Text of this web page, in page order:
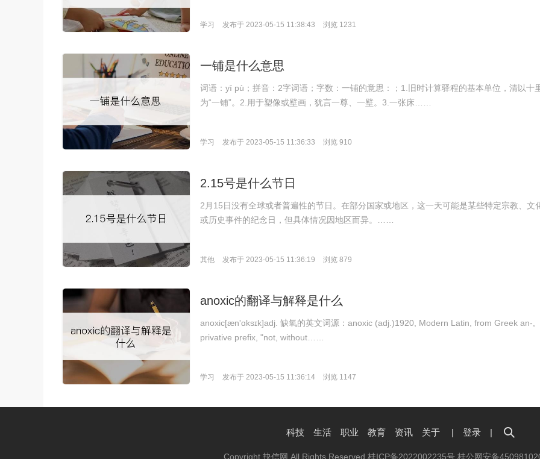
学习 发布于 2023-05-15 11:38:43 浏览 1231
一铺是什么意思
词语：yī pù；拼音：2字词语；字数：一铺的意思：；1.旧时计算驿程的基本单位，清以十
为“一铺”。2.用于塑像或壁画，犹言一尊、一壁。3.一张床……
学习 发布于 2023-05-15 11:36:33 浏览 910
2.15号是什么节日
2月15日没有全球或者普遍性的节日。在部分国家或地区，这一天可能是某些特定宗教、文
或历史事件的纪念日，但具体情况因地区而异。……
其他 发布于 2023-05-15 11:36:19 浏览 879
anoxic的翻译与解释是什么
anoxic[æn'ɑksɪk]adj. 缺氧的英文词源：anoxic (adj.)1920, Modern Latin, from Greek an-,
privative prefix, "not, without……
学习 发布于 2023-05-15 11:36:14 浏览 1147
科技 生活 职业 教育 资讯 关于 | 登录 |
Copyright 抉信网 All Rights Reserved 桂ICP备2022002235号 桂公网安备